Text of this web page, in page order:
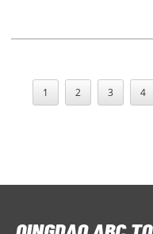
1 2 3 4